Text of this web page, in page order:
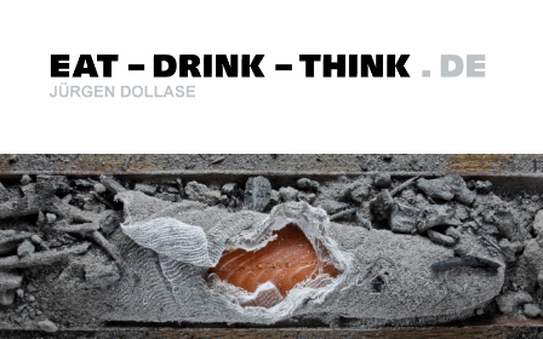
springen